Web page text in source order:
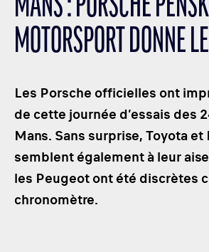
LES
PALMARÈS
DÉVELOPPEMENT
SEA BY DHL
PARTENAIRES
NEWSLETTER
MANS : PORSCHE
MOTORSPORT DONNE
Les Porsche officielles ont
de cette journée d’essais des
Mans. Sans surprise, Toyota et
semblent également à leur
les Peugeot ont été discrètes
chronomètre.